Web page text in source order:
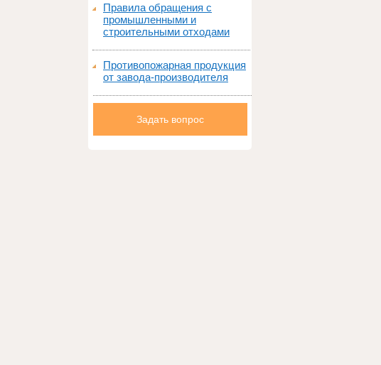
Правила обращения с
промышленными и
строительными отходами
Противопожарная продукция
от завода-производителя
Задать вопрос